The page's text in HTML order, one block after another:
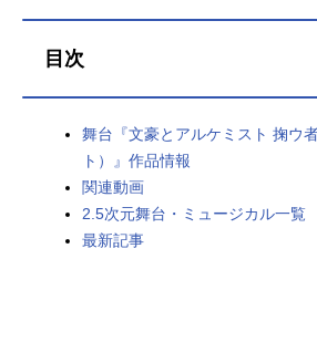
春アニメ 夏ア
秋アニメ
目次
舞台『文豪とアルケミスト 掬ウ
ト）』作品情報
関連動画
2.5次元舞台・ミュージカル一覧
最新記事